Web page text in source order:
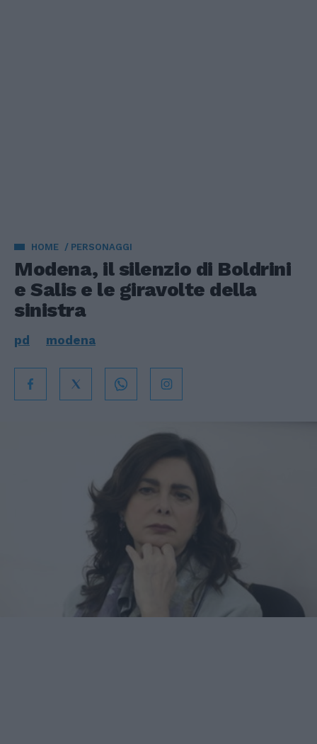
HOME PERSONAGGI
Modena, il silenzio di Boldrini
e Salis e le giravolte della
sinistra
pd modena